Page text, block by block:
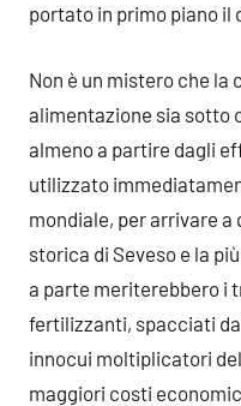
portato in primo piano il
Non è un mistero che
alimentazione sia sotto
almeno a partire dagli
utilizzato
mondiale, per arrivare a
storica di Seveso e la
a parte meriterebbero i
fertilizzanti, spacciati
innocui moltiplicatori
maggiori costi